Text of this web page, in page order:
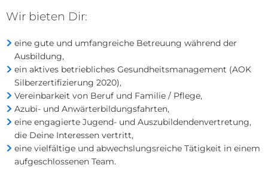
Wir bieten Dir:
eine gute und umfangreiche Betreuung während der
Ausbildung,
ein aktives betriebliches Gesundheitsmanagement (AOK
Silberzertifizierung 2020),
Vereinbarkeit von Beruf und Familie / Pflege,
Azubi- und Anwärterbildungsfahrten,
eine engagierte Jugend- und Auszubildendenvertretung,
die Deine Interessen vertritt,
eine vielfältige und abwechslungsreiche Tätigkeit in einem
aufgeschlossenen Team.